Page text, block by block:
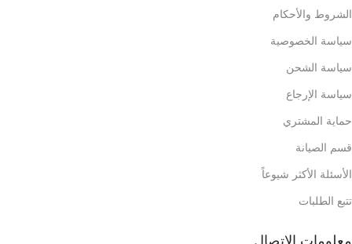
الشروط والأحكام
سياسة الخصوصية
سياسة الشحن
سياسة الإرجاع
حماية المشتري
قسم الصيانة
الأسئلة الأكثر شيوعاً
تتبع الطلبات
معلومات الإتصال